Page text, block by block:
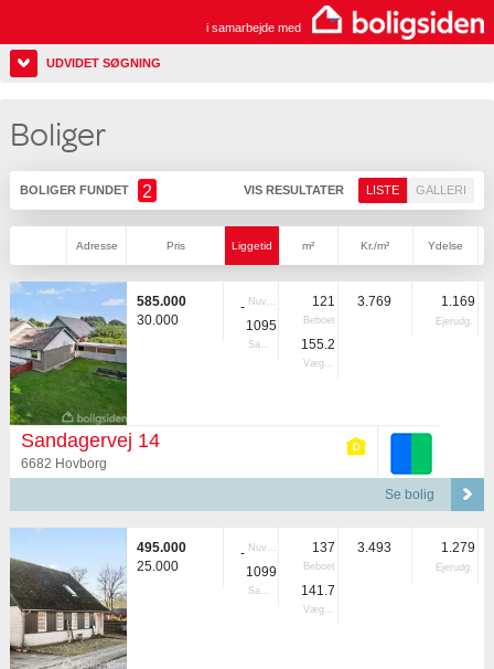
i samarbejde med
UDVIDET SØGNING
Boliger
BOLIGER FUNDET 2 VIS RESULTATER LISTE GALLERI
Adresse Pris Liggetid m² Kr./m² Ydelse
585.000
30.000
- Nuvær.
1095
Samlet
121
Beboet
155.2
Vægtet
3.769 1.169
Ejerudg.
Sandagervej 14
6682 Hovborg
Se bolig
495.000
25.000
- Nuvær.
1099
Samlet
137
Beboet
141.7
Vægtet
3.493 1.279
Ejerudg.